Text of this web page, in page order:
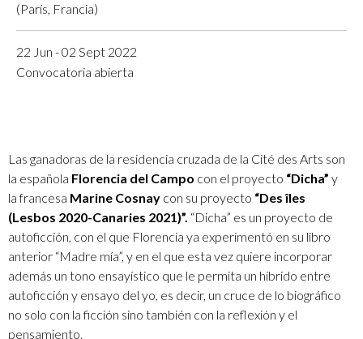
(París, Francia)
22 Jun - 02 Sept 2022
Convocatoria abierta
Las ganadoras de la residencia cruzada de la Cité des Arts son
la española Florencia del Campo con el proyecto “Dicha” y
la francesa Marine Cosnay con su proyecto “Des îles
(Lesbos 2020-Canaries 2021)”. “Dicha” es un proyecto de
autoficción, con el que Florencia ya experimentó en su libro
anterior “Madre mía”, y en el que esta vez quiere incorporar
además un tono ensayístico que le permita un híbrido entre
autoficción y ensayo del yo, es decir, un cruce de lo biográfico
no solo con la ficción sino también con la reflexión y el
pensamiento.